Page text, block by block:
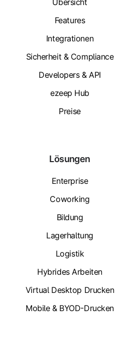
Übersicht
Features
Integrationen
Sicherheit & Compliance
Developers & API
ezeep Hub
Preise
Lösungen
Enterprise
Coworking
Bildung
Lagerhaltung
Logistik
Hybrides Arbeiten
Virtual Desktop Drucken
Mobile & BYOD-Drucken